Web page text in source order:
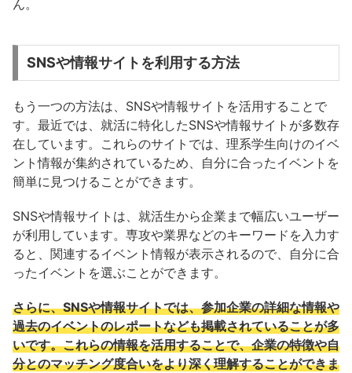
ん。
SNSや情報サイトを利用する方法
もう一つの方法は、SNSや情報サイトを活用することで
す。最近では、就活に特化したSNSや情報サイトが多数存
在しています。これらのサイトでは、理系学生向けのイベ
ント情報が集約されているため、自分に合ったイベントを
簡単に見つけることができます。
SNSや情報サイトは、就活生から企業まで幅広いユーザー
が利用しています。専攻や業界などのキーワードを入力す
ると、関連するイベント情報が表示されるので、自分に合
ったイベントを選ぶことができます。
さらに、SNSや情報サイトでは、参加企業の詳細な情報や
過去のイベントのレポートなども掲載されていることが多
いです。これらの情報を活用することで、企業の特徴や自
分とのマッチング度合いをより深く理解することができま